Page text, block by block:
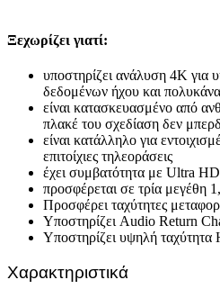
Ξεχωρίζει γιατί:
υποστηρίζει ανάλυση 4Κ για
δεδομένων ήχου και
είναι κατασκευασμένο από
πλακέ του σχεδίαση δεν
είναι κατάλληλο για
επιτοίχιες τηλεοράσεις
έχει συμβατότητα με Ultra
προσφέρεται σε τρία μεγέθη
Προσφέρει ταχύτητες
Υποστηρίζει Audio Return
Υποστηρίζει υψηλή
Χαρακτηριστικά